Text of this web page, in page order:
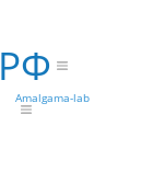
РФ
Amalgama-lab